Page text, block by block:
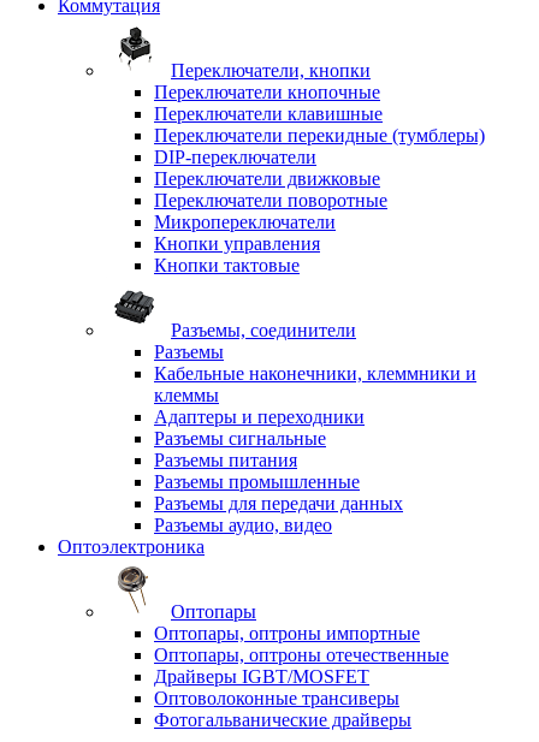
Коммутация
Переключатели, кнопки
Переключатели кнопочные
Переключатели клавишные
Переключатели перекидные (тумблеры)
DIP-переключатели
Переключатели движковые
Переключатели поворотные
Микропереключатели
Кнопки управления
Кнопки тактовые
Разъемы, соединители
Разъемы
Кабельные наконечники, клеммники и
клеммы
Адаптеры и переходники
Разъемы сигнальные
Разъемы питания
Разъемы промышленные
Разъемы для передачи данных
Разъемы аудио, видео
Оптоэлектроника
Оптопары
Оптопары, оптроны импортные
Оптопары, оптроны отечественные
Драйверы IGBT/MOSFET
Оптоволоконные трансиверы
Фотогальванические драйверы